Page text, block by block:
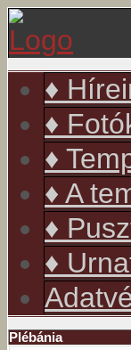
♦
♦
♦
♦ A
♦
♦
Plébánia
év
hónap
év
hónap